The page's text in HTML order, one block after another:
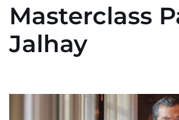
Masterclass
Jalhay